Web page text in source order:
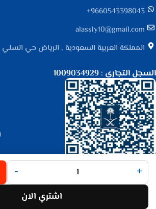
9660543398043⁩+
alassly10@gmail.com
المملكة العربية السعودية , الرياض حي
السجل التجاري : 1009034929
جميع الحقوق محفوظة لـمتجر
تم التطوير بواسطة
Code Times +
-
اشتري الان